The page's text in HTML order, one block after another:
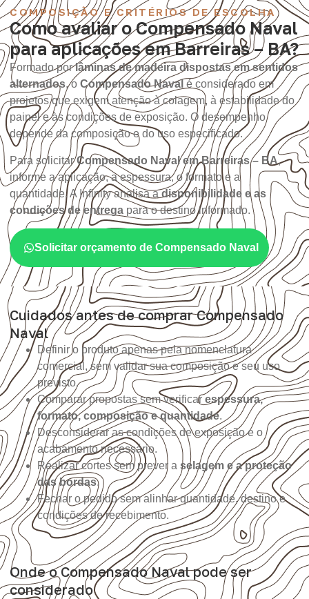
COMPOSIÇÃO E CRITÉRIOS DE ESCOLHA
Como avaliar o Compensado Naval
para aplicações em Barreiras – BA?
Formado porlâminas de madeira dispostas em sentidos
alternados, o Compensado Naval é considerado em
projetos que exigem atenção à colagem, à estabilidade do
painel e às condições de exposição. O desempenho
depende da composição e do uso especificado.
Para solicitarCompensado Naval em Barreiras – BA,
informe a aplicação, a espessura, o formato e a
quantidade. A Infinity analisa adisponibilidade e as
condições de entrega para o destino informado.
Solicitar orçamento de Compensado Naval
Cuidados antes de comprar Compensado
Naval
Definir o produto apenas pela nomenclatura
comercial, sem validar sua composição e seu uso
previsto.
Comparar propostas sem verificarespessura,
formato, composição e quantidade.
Desconsiderar as condições de exposição e o
acabamento necessário.
Realizar cortes sem prever a selagem e a proteção
das bordas.
Fechar o pedido sem alinhar quantidade, destino e
condições de recebimento.
Onde o Compensado Naval pode ser
considerado